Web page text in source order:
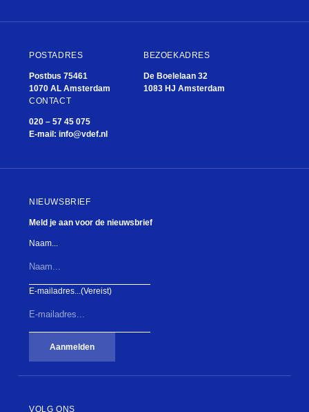
POSTADRES
Postbus 75461
1070 AL Amsterdam
BEZOEKADRES
De Boelelaan 32
1083 HJ Amsterdam
CONTACT
020 – 57 45 075
E-mail: info@vdef.nl
NIEUWSBRIEF
Meld je aan voor de nieuwsbrief
Naam...
E-mailadres...(Vereist)
Aanmelden
VOLG ONS